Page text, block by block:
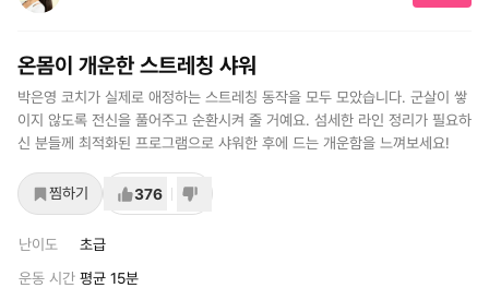
온몸이 개운한 스트레칭 샤워
박은영 코치가 실제로 애정하는 스트레칭 동작을 모두 모았습니다. 군살이 쌓
이지 않도록 전신을 풀어주고 순환시켜 줄 거예요. 섬세한 라인 정리가 필요하
신 분들께 최적화된 프로그램으로 샤워한 후에 드는 개운함을 느껴보세요!
찜하기 376
난이도
초급
운동 시간 평균 15분